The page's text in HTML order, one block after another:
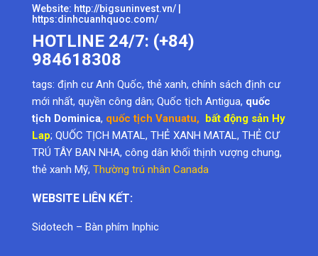
Website: http://bigsuninvest.vn/ |
https:dinhcuanhquoc.com/
HOTLINE 24/7: (+84)
984618308
tags: định cư Anh Quốc, thẻ xanh, chính sách định cư
mới nhất, quyền công dân; Quốc tịch Antigua, quốc
tịch Dominica, quốc tịch Vanuatu, bất động sản Hy
Lap; QUỐC TỊCH MATAL, THẺ XANH MATAL, THẺ CƯ
TRÚ TÂY BAN NHA, công dân khối thịnh vượng chung,
thẻ xanh Mỹ, Thường trú nhân Canada
WEBSITE LIÊN KẾT:
Sidotech – Bàn phím Inphic